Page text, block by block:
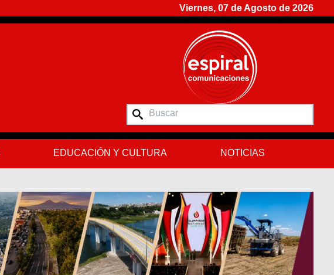
Viernes, 07 de Agosto de 2026
EDUCACIÓN Y CULTURA NOTICIAS